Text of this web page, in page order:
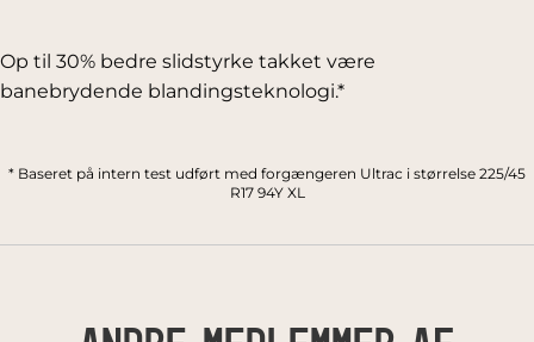
Op til 30% bedre slidstyrke takket være
banebrydende blandingsteknologi.*
* Baseret på intern test udført med forgængeren Ultrac i størrelse 225/45
R17 94Y XL